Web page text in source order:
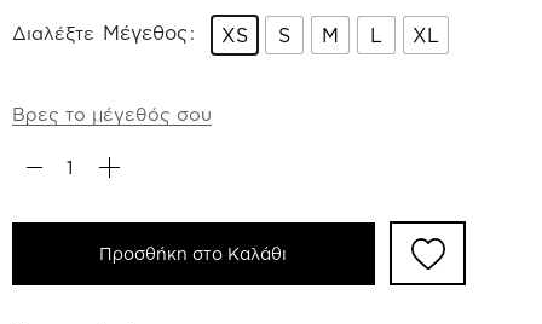
Μέγεθος XS S M L XL
Βρες το μέγεθός σου
Προσθήκη στο Καλάθι